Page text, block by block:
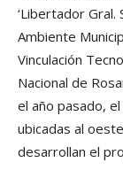
‘Libertador Gral.
Ambiente
Vinculación
Nacional de
el año pasado,
ubicadas al
desarrollan el